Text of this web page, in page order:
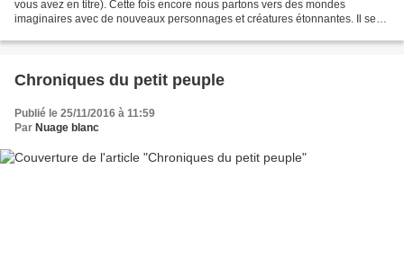
vous avez en titre). Cette fois encore nous partons vers des mondes
imaginaires avec de nouveaux personnages et créatures étonnantes. Il se
Chroniques du petit peuple
Publié le 25/11/2016 à 11:59
Par Nuage blanc